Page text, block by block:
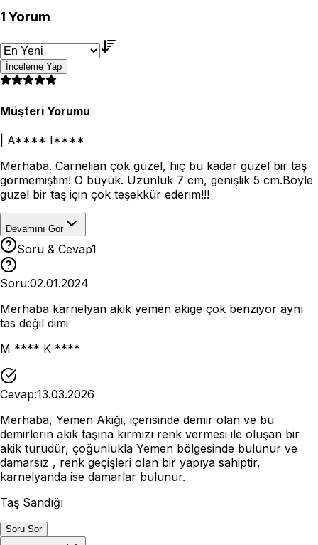
1 Yorum
İnceleme Yap
Müşteri Yorumu
A**** I****
Merhaba. Carnelian çok güzel, hiç bu kadar güzel bir taş
görmemiştim! O büyük. Uzunluk 7 cm, genişlik 5 cm.Böyle
güzel bir taş için çok teşekkür ederim!!!
Devamını Gör
Soru & Cevap1
Soru:02.01.2024
Merhaba karnelyan akik yemen akige çok benziyor aynı
tas değil dimi
M **** K ****
Cevap:13.03.2026
Merhaba, Yemen Akiği, içerisinde demir olan ve bu
demirlerin akik taşına kırmızı renk vermesi ile oluşan bir
akik türüdür, çoğunlukla Yemen bölgesinde bulunur ve
damarsız , renk geçişleri olan bir yapıya sahiptir,
karnelyanda ise damarlar bulunur.
Taş Sandığı
Soru Sor